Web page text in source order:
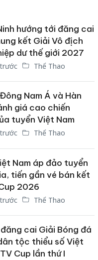
hướng tới đăng cai
kết Giải Vô địch
dư thế giới 2027
Thể Thao
Nam Á và Hàn
giá cao chiến
tuyển Việt Nam
Thể Thao
Nam áp đảo tuyển
tiến gần vé bán kết
2026
Thể Thao
cai Giải Bóng đá
tộc thiểu số Việt
Cup lần thứ I